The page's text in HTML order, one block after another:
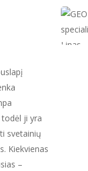
ji yra
svetainių
Kiekvienas
–